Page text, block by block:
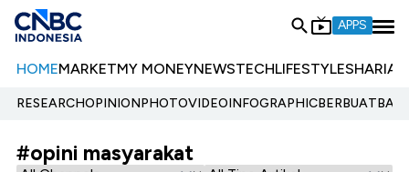
APPS
HOMEMARKETMY MONEYNEWSTECHLIFESTYLESHARIA
RESEARCHOPINIONPHOTOVIDEOINFOGRAPHIC
#opini masyarakat